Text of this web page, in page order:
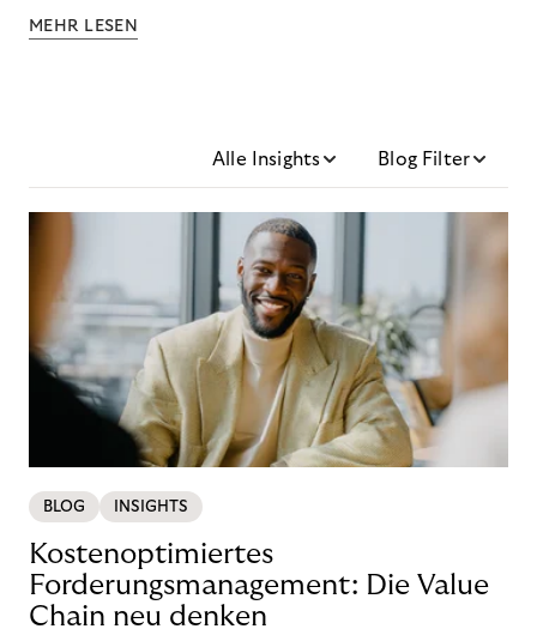
MEHR LESEN
Alle Insights Blog Filter
BLOG INSIGHTS
Kostenoptimiertes
Forderungsmanagement: Die Value
Chain neu denken